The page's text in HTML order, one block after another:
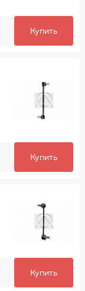
Купить
Купить
Купить